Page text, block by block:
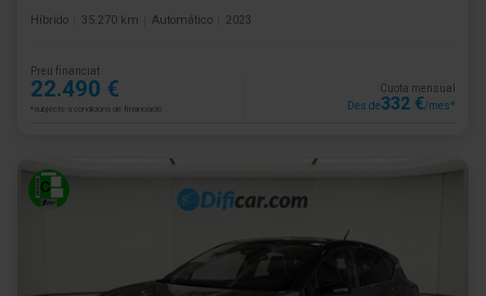
Híbrido 35.270 km Automático 2023
Preu financiat
22.490 €
*subjecte a condicions de financiació
Cuota mensual
Des de332 €/mes*